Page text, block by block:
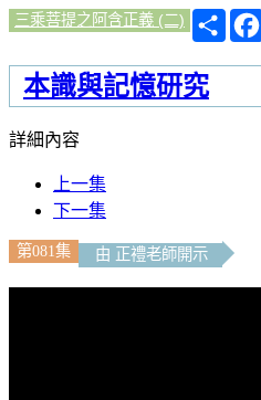
三乘菩提之阿含正義 (二)
分
享
本識與記憶研究
詳細內容
上一集
下一集
第081集 由 正禮老師開示